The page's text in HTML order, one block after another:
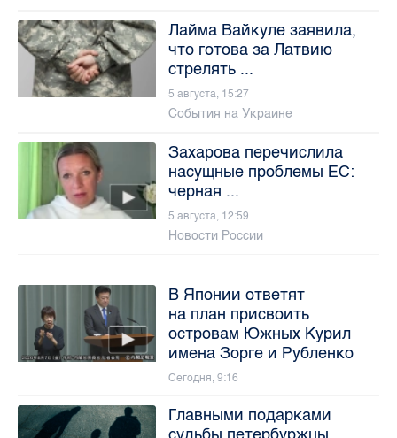
Лайма Вайкуле заявила,
что готова за Латвию
стрелять ...
5 августа, 15:27
События на Украине
Захарова перечислила
насущные проблемы ЕС:
черная ...
5 августа, 12:59
Новости России
В Японии ответят
на план присвоить
островам Южных Курил
имена Зорге и Рубленко
Сегодня, 9:16
Главными подарками
судьбы петербуржцы